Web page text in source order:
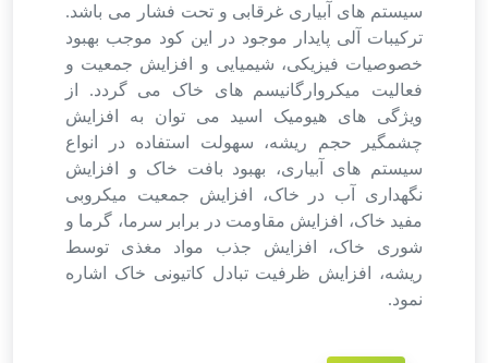
سیستم های آبیاری غرقابی و تحت فشار می باشد.
ترکیبات آلی پایدار موجود در این کود موجب بهبود
خصوصیات فیزیکی، شیمیایی و افزایش جمعیت و
فعالیت میکروارگانیسم های خاک می گردد. از
ویژگی های هیومیک اسید می توان به افزایش
چشمگیر حجم ریشه، سهولت استفاده در انواع
سیستم های آبیاری، بهبود بافت خاک و افزایش
نگهداری آب در خاک، افزایش جمعیت میکروبی
مفید خاک، افزایش مقاومت در برابر سرما، گرما و
شوری خاک، افزایش جذب مواد مغذی توسط
ریشه، افزایش ظرفیت تبادل کاتیونی خاک اشاره
نمود.